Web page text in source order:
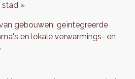
stad »
gebouwen: geïntegreerde
en lokale verwarmings- en